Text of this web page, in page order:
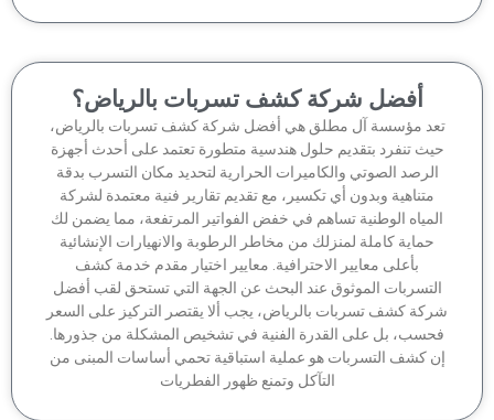
أفضل شركة كشف تسربات بالرياض؟
مؤسسة آل مطلق هي أفضل شركة كشف تسربات بالرياض،
تنفرد بتقديم حلول هندسية متطورة تعتمد على أحدث أجهزة
الرصد الصوتي والكاميرات الحرارية لتحديد مكان التسرب بدقة
متناهية وبدون أي تكسير، مع تقديم تقارير فنية معتمدة لشركة
الوطنية تساهم في خفض الفواتير المرتفعة، مما يضمن لك
حماية كاملة لمنزلك من مخاطر الرطوبة والانهيارات الإنشائية
بأعلى معايير الاحترافية. معايير اختيار مقدم خدمة كشف
الموثوق عند البحث عن الجهة التي تستحق لقب أفضل
كشف تسربات بالرياض، يجب ألا يقتصر التركيز على السعر
بل على القدرة الفنية في تشخيص المشكلة من جذورها.
كشف التسربات هو عملية استباقية تحمي أساسات المبنى من
التآكل وتمنع ظهور الفطريات